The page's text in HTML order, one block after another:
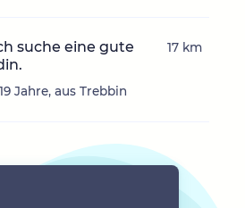
suche eine gute
Jahre, aus Trebbin
17 km